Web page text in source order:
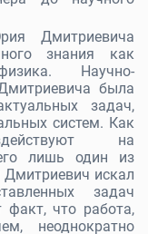
Дмитриевича
знания как
Научно-
была
задач,
систем. Как
на
лишь один из
искал
задач
факт, что работа,
неоднократно